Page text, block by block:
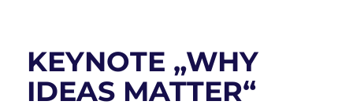
KEYNOTE „WHY
IDEAS MATTER“